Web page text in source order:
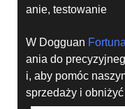
anie, testowanie
W Dogguan Fortuna
ania do
i, aby pomóc
sprzedaży i obniżyć